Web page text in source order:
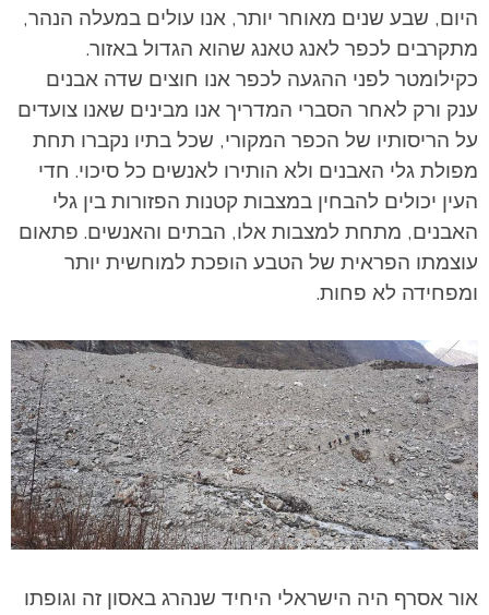
היום, שבע שנים מאוחר יותר, אנו עולים במעלה הנהר,
מתקרבים לכפר לאנג טאנג שהוא הגדול באזור.
כקילומטר לפני ההגעה לכפר אנו חוצים שדה אבנים
ענק ורק לאחר הסברי המדריך אנו מבינים שאנו צועדים
על הריסותיו של הכפר המקורי, שכל בתיו נקברו תחת
מפולת גלי האבנים ולא הותירו לאנשים כל סיכוי. חדי
העין יכולים להבחין במצבות קטנות הפזורות בין גלי
האבנים, מתחת למצבות אלו, הבתים והאנשים. פתאום
עוצמתו הפראית של הטבע הופכת למוחשית יותר
ומפחידה לא פחות.
אור אסרף היה הישראלי היחיד שנהרג באסון זה וגופתו